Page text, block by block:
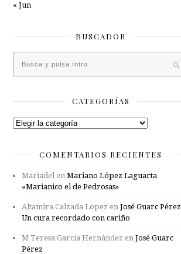
« Jun
BUSCADOR
CATEGORÍAS
Categorías
COMENTARIOS RECIENTES
Mariadelen Mariano López Laguarta
«Marianico el de Pedrosas»
Altamira Calzada Lopez en José Guarc Pérez
Un cura recordado con cariño
M Teresa García Hernández en José Guarc
Pérez